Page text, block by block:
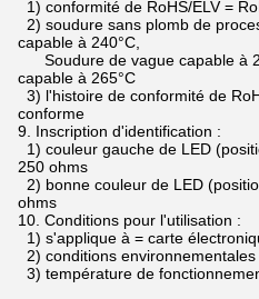
1) conformité de RoHS/ELV =
2) soudure sans plomb de
capable à 240°C,
Soudure de vague capable à
capable à 265°C
3) l'histoire de conformité de
conforme
9. Inscription d'identification :
1) couleur gauche de LED
250 ohms
2) bonne couleur de LED
ohms
10. Conditions pour l'utilisation :
1) s'applique à = carte
2) conditions
3) température de